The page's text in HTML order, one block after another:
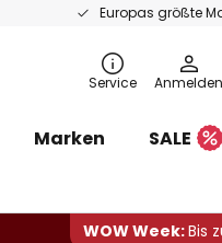
Europas größte
Service Anmelden
Marken
SALE
WOW Week:Bis